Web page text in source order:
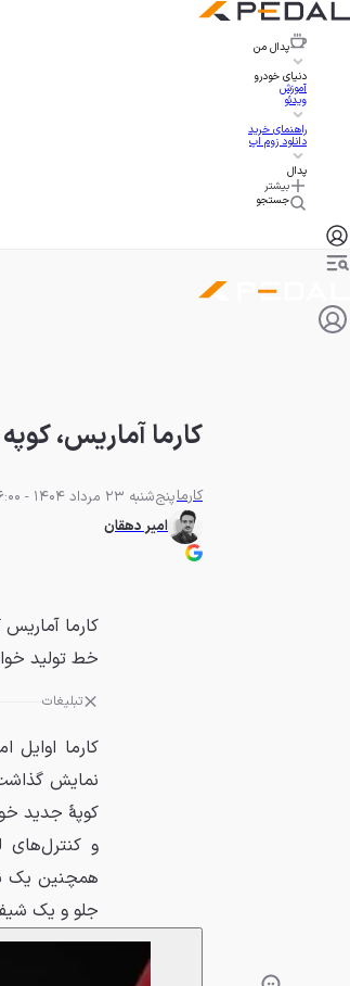
پدال من
دنیای خودرو
آموزش
ویدئو
راهنمای خرید
دانلود زوم اپ
پدال
بیشتر
جستجو
کارما آماریس، کوپه جذاب با ۷۰۸ اسب بخار
کارماپنج‌شنبه 23 مرداد 1404 - 16:00
امیر دهقان
خط تولید
تبلیغات
کارما اوایل
نمایش
کوپهٔ جدید
و
همچنین یک
جلو و یک